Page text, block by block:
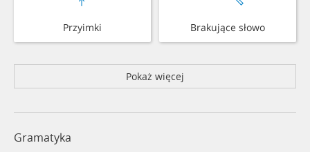
Przyimki Brakujące słowo
Pokaż więcej
Gramatyka